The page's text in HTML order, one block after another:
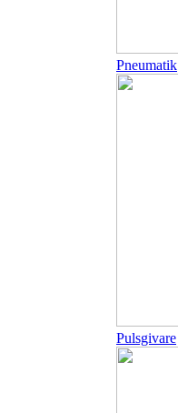
Pneumatik
Pulsgivare